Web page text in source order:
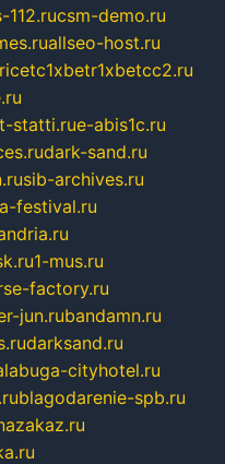
112.rucsm-demo.ru
allseo-host.ru
statti.rue-abis1c.ru
dark-sand.ru
sib-archives.ru
festival.ru
1-mus.ru
factory.ru
jun.rubandamn.ru
darksand.ru
cityhotel.ru
blagodarenie-spb.ru